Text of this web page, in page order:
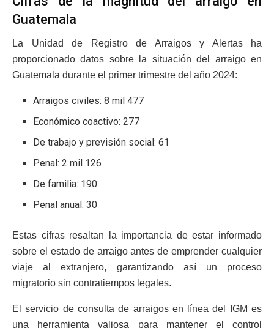
Guatemala
La Unidad de Registro de Arraigos y Alertas ha
proporcionado datos sobre la situación del arraigo en
Guatemala durante el primer trimestre del año 2024:
Arraigos civiles: 8 mil 477
Económico coactivo: 277
De trabajo y previsión social: 61
Penal: 2 mil 126
De familia: 190
Penal anual: 30
Estas cifras resaltan la importancia de estar informado
sobre el estado de arraigo antes de emprender cualquier
viaje al extranjero, garantizando así un proceso
migratorio sin contratiempos legales.
El servicio de consulta de arraigos en línea del IGM es
una herramienta valiosa para mantener el control